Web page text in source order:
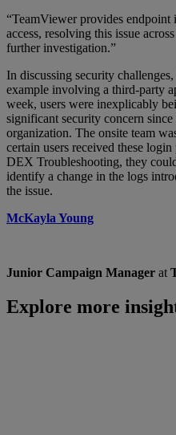
“TeamViewer provides
access, resolving this issue
further investigation.”
In discussing security
example involving a third-party
week, users were inexplicably
significant security concern since
organization. The onsite team
certain users received these
DEX Troubleshooting, they
identify a change in the logs
the issue.
McKayla Young
Junior Campaign Manager at
Explore more